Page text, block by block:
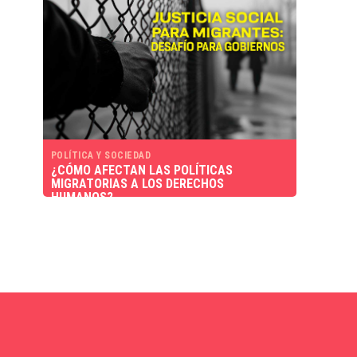
POLÍTICA Y SOCIEDAD
¿CÓMO AFECTAN LAS POLÍTICAS
MIGRATORIAS A LOS DERECHOS
HUMANOS?